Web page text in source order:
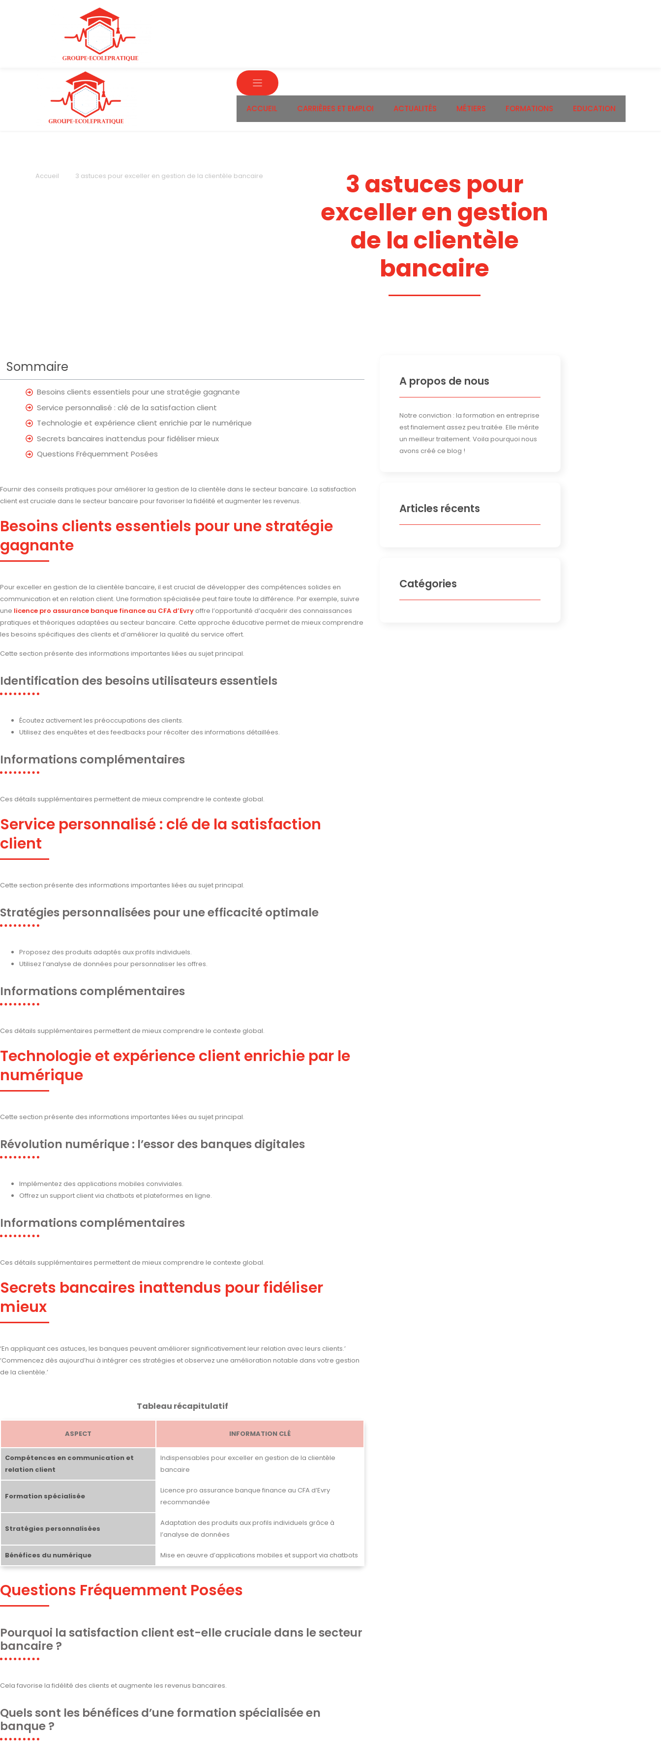
ACCUEIL CARRIÈRES ET EMPLOI ACTUALITÉS MÉTIERS FORMATIONS EDUCATION
Accueil 3 astuces pour exceller en gestion de la clientèle bancaire
3 astuces pour
exceller en gestion
de la clientèle
bancaire
Sommaire
Besoins clients essentiels pour une stratégie gagnante
Service personnalisé : clé de la satisfaction client
Technologie et expérience client enrichie par le numérique
Secrets bancaires inattendus pour fidéliser mieux
Questions Fréquemment Posées
Fournir des conseils pratiques pour améliorer la gestion de la clientèle dans le secteur bancaire. La satisfaction
client est cruciale dans le secteur bancaire pour favoriser la fidélité et augmenter les revenus.
Besoins clients essentiels pour une stratégie
gagnante
Pour exceller en gestion de la clientèle bancaire, il est crucial de développer des compétences solides en
communication et en relation client. Une formation spécialisée peut faire toute la différence. Par exemple, suivre
une licence pro assurance banque finance au CFA d’Evry offre l’opportunité d’acquérir des connaissances
pratiques et théoriques adaptées au secteur bancaire. Cette approche éducative permet de mieux comprendre
les besoins spécifiques des clients et d’améliorer la qualité du service offert.
Cette section présente des informations importantes liées au sujet principal.
Identification des besoins utilisateurs essentiels
Écoutez activement les préoccupations des clients.
Utilisez des enquêtes et des feedbacks pour récolter des informations détaillées.
Informations complémentaires
Ces détails supplémentaires permettent de mieux comprendre le contexte global.
Service personnalisé : clé de la satisfaction
client
Cette section présente des informations importantes liées au sujet principal.
Stratégies personnalisées pour une efficacité optimale
Proposez des produits adaptés aux profils individuels.
Utilisez l’analyse de données pour personnaliser les offres.
Informations complémentaires
Ces détails supplémentaires permettent de mieux comprendre le contexte global.
Technologie et expérience client enrichie par le
numérique
Cette section présente des informations importantes liées au sujet principal.
Révolution numérique : l’essor des banques digitales
Implémentez des applications mobiles conviviales.
Offrez un support client via chatbots et plateformes en ligne.
Informations complémentaires
Ces détails supplémentaires permettent de mieux comprendre le contexte global.
Secrets bancaires inattendus pour fidéliser
mieux
‘En appliquant ces astuces, les banques peuvent améliorer significativement leur relation avec leurs clients.’
‘Commencez dès aujourd’hui à intégrer ces stratégies et observez une amélioration notable dans votre gestion
de la clientèle.’
Tableau récapitulatif
ASPECT INFORMATION CLÉ
Compétences en communication et
relation client
Indispensables pour exceller en gestion de la clientèle
bancaire
Formation spécialisée
Licence pro assurance banque finance au CFA d’Evry
recommandée
Stratégies personnalisées
Adaptation des produits aux profils individuels grâce à
l’analyse de données
Bénéfices du numérique Mise en œuvre d’applications mobiles et support via chatbots
Questions Fréquemment Posées
Pourquoi la satisfaction client est-elle cruciale dans le secteur
bancaire ?
Cela favorise la fidélité des clients et augmente les revenus bancaires.
Quels sont les bénéfices d’une formation spécialisée en
banque ?
A propos de nous
Notre conviction : la formation en entreprise
est finalement assez peu traitée. Elle mérite
un meilleur traitement. Voila pourquoi nous
avons créé ce blog !
Articles récents
Catégories